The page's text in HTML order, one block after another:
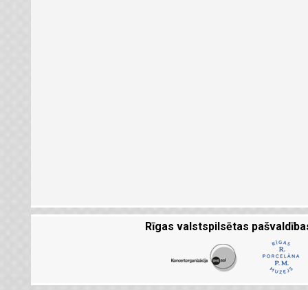
Rīgas valstspilsētas